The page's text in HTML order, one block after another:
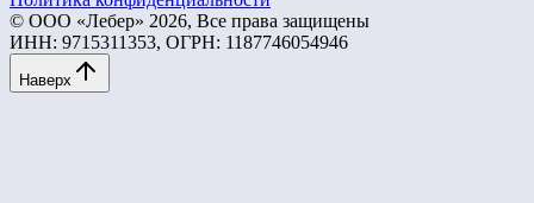
© ООО «Лебер» 2026, Все права защищены
ИНН: 9715311353, ОГРН: 1187746054946
Наверх